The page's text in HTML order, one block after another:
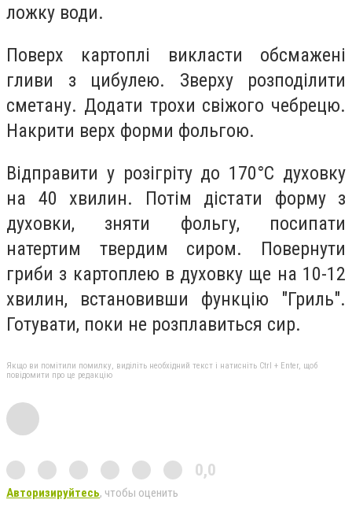
ложку води.
Поверх картоплі викласти обсмажені
гливи з цибулею. Зверху розподілити
сметану. Додати трохи свіжого чебрецю.
Накрити верх форми фольгою.
Відправити у розігріту до 170°С духовку
на 40 хвилин. Потім дістати форму з
духовки, зняти фольгу, посипати
натертим твердим сиром. Повернути
гриби з картоплею в духовку ще на 10-12
хвилин, встановивши функцію "Гриль".
Готувати, поки не розплавиться сир.
Якщо ви помітили помилку, виділіть необхідний текст і натисніть Ctrl + Enter, щоб
повідомити про це редакцію
0,0
Авторизируйтесь, чтобы оценить